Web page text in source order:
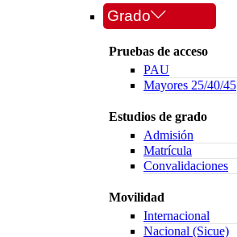
Grado
Pruebas de acceso
PAU
Mayores 25/40/45
Estudios de grado
Admisión
Matrícula
Convalidaciones
Movilidad
Internacional
Nacional (Sicue)